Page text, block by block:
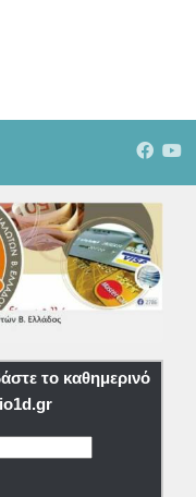
το καθημερινό